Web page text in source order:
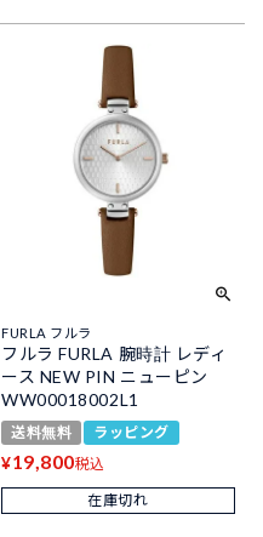
FURLA フルラ
フルラ FURLA 腕時計 レディ
ース NEW PIN ニューピン
WW00018002L1
送料無料 ラッピング
¥19,800税込
在庫切れ